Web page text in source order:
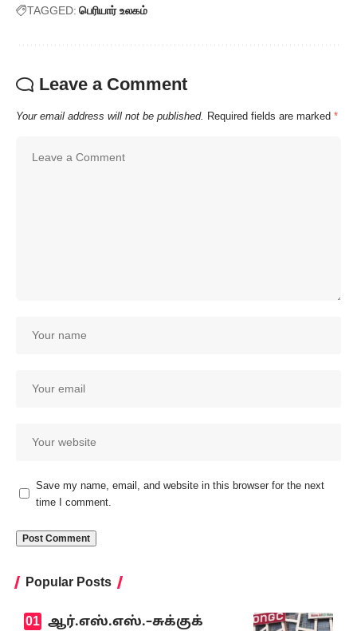
TAGGED: பெரியார் உலகம்
Leave a Comment
Your email address will not be published. Required fields are marked *
Save my name, email, and website in this browser for the next
time I comment.
Popular Posts
ஆர்.எஸ்.எஸ்.–சுக்குக்